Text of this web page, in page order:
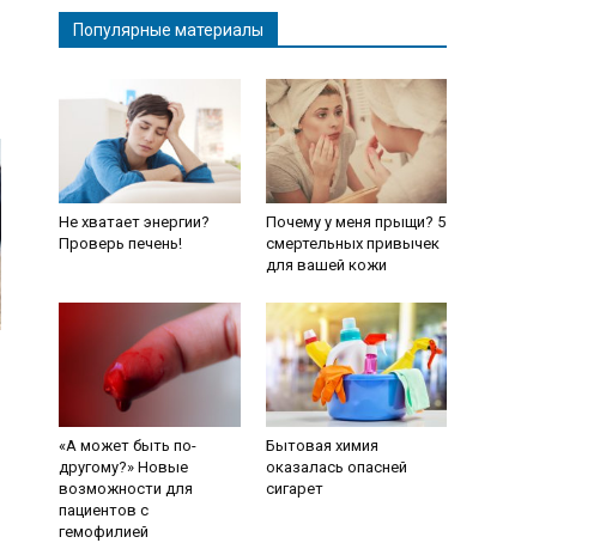
Популярные материалы
Не хватает энергии?
Проверь печень!
Почему у меня прыщи? 5
смертельных привычек
для вашей кожи
«А может быть по-
другому?» Новые
возможности для
пациентов с
гемофилией
Бытовая химия
оказалась опасней
сигарет